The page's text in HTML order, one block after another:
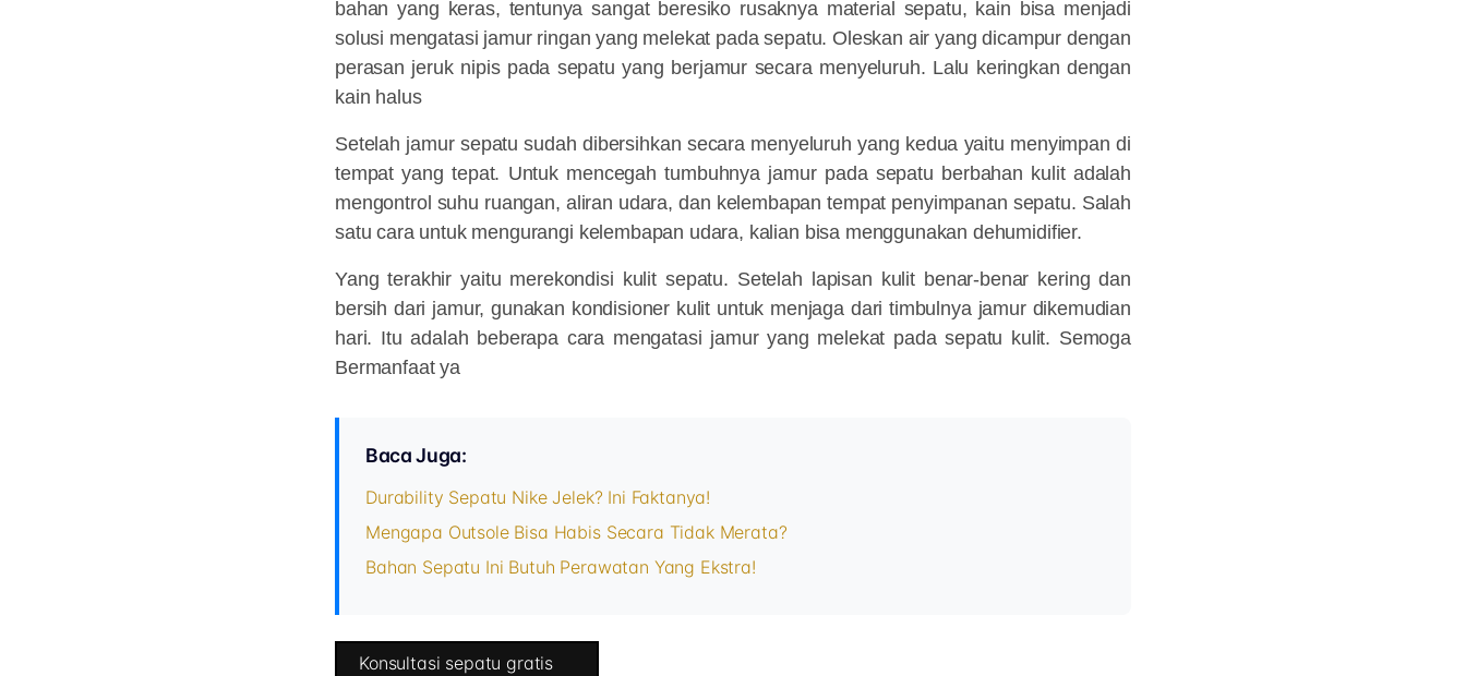
bahan yang keras, tentunya sangat beresiko rusaknya material sepatu, kain bisa menjadi
solusi mengatasi jamur ringan yang melekat pada sepatu. Oleskan air yang dicampur dengan
perasan jeruk nipis pada sepatu yang berjamur secara menyeluruh. Lalu keringkan dengan
kain halus
Setelah jamur sepatu sudah dibersihkan secara menyeluruh yang kedua yaitu menyimpan di
tempat yang tepat. Untuk mencegah tumbuhnya jamur pada sepatu berbahan kulit adalah
mengontrol suhu ruangan, aliran udara, dan kelembapan tempat penyimpanan sepatu. Salah
satu cara untuk mengurangi kelembapan udara, kalian bisa menggunakan dehumidifier.
Yang terakhir yaitu merekondisi kulit sepatu. Setelah lapisan kulit benar-benar kering dan
bersih dari jamur, gunakan kondisioner kulit untuk menjaga dari timbulnya jamur dikemudian
hari. Itu adalah beberapa cara mengatasi jamur yang melekat pada sepatu kulit. Semoga
Bermanfaat ya
Baca Juga:
Durability Sepatu Nike Jelek? Ini Faktanya!
Mengapa Outsole Bisa Habis Secara Tidak Merata?
Bahan Sepatu Ini Butuh Perawatan Yang Ekstra!
Konsultasi sepatu gratis